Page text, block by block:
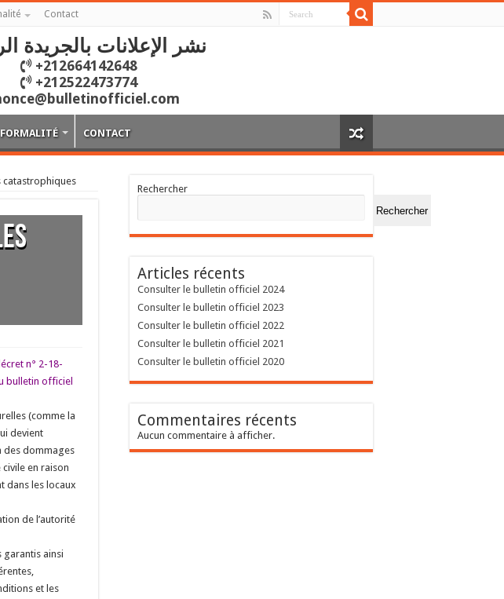
Contact
نشر الإعلانات بالجريدة
+212664142648
+212522473774
FORMALITÉ CONTACT
catastrophiques
n° 2-18-
bulletin officiel
(comme la
devient
des dommages
en raison
dans les locaux
de l’autorité
garantis ainsi
et les
Rechercher
Rechercher
Articles récents
Consulter le bulletin officiel 2024
Consulter le bulletin officiel 2023
Consulter le bulletin officiel 2022
Consulter le bulletin officiel 2021
Consulter le bulletin officiel 2020
Commentaires récents
Aucun commentaire à afficher.